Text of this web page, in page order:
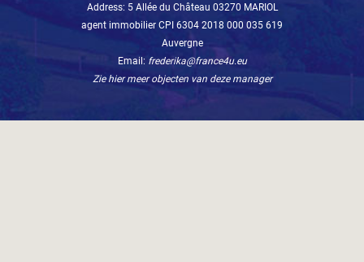
Address: 5 Allée du Château 03270 MARIOL
agent immobilier CPI 6304 2018 000 035 619
Auvergne
Email: frederika@france4u.eu
Zie hier meer objecten van deze manager